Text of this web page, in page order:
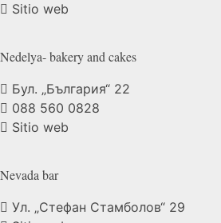
Sitio web
Nedelya- bakery and cakes
Бул. „България“ 22
088 560 0828
Sitio web
Nevada bar
Ул. „Стефан Стамболов“ 29